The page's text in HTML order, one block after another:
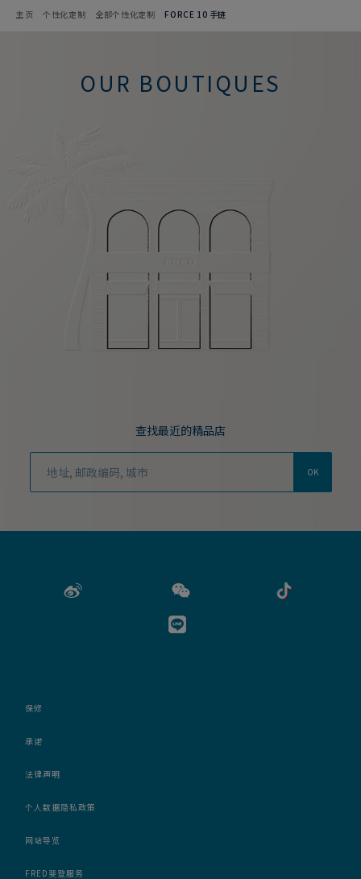
主页 个性化定制 全部个性化定制 FORCE 10 手链
OUR BOUTIQUES
查找最近的精品店
OK
保修
承诺
法律声明
个人数据隐私政策
网站导览
FRED斐登服务